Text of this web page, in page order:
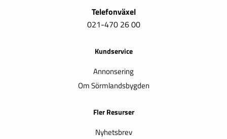
Telefonväxel
021-470 26 00
Kundservice
Annonsering
Om Sörmlandsbygden
Fler Resurser
Nyhetsbrev